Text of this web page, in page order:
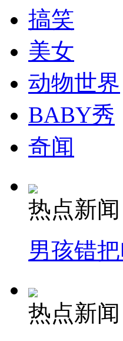
外交部：反对强权政治
外交部：有关国家言论
安徽一实载49人客车翻
消防员救轻生者 花炮
司机酒驾遇交警 急速
搞笑
美女
动物世界
BABY秀
奇闻
热点新闻
男孩错
热点新闻